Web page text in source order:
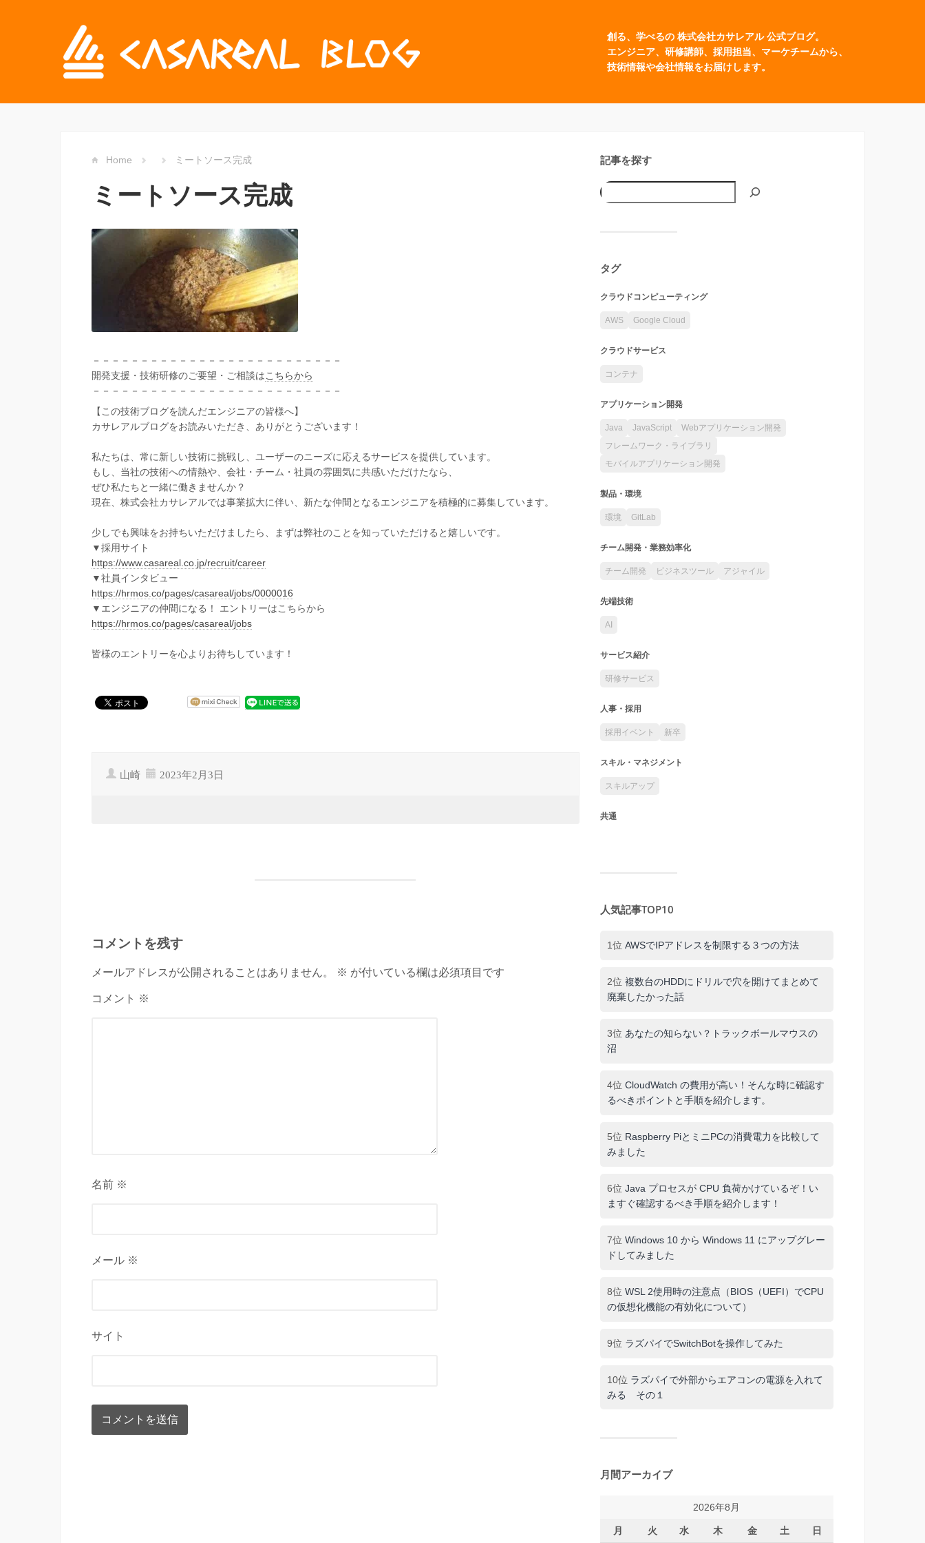
創る、学べるの 株式会社カサレアル 公式ブログ。
エンジニア、研修講師、採用担当、マーケチームから、
技術情報や会社情報をお届けします。
Home ミートソース完成
ミートソース完成
－－－－－－－－－－－－－－－－－－－－－－－－－－
開発支援・技術研修のご要望・ご相談はこちらから
－－－－－－－－－－－－－－－－－－－－－－－－－－
【この技術ブログを読んだエンジニアの皆様へ】
カサレアルブログをお読みいただき、ありがとうございます！
私たちは、常に新しい技術に挑戦し、ユーザーのニーズに応えるサービスを提供しています。
もし、当社の技術への情熱や、会社・チーム・社員の雰囲気に共感いただけたなら、
ぜひ私たちと一緒に働きませんか？
現在、株式会社カサレアルでは事業拡大に伴い、新たな仲間となるエンジニアを積極的に募集しています。
少しでも興味をお持ちいただけましたら、まずは弊社のことを知っていただけると嬉しいです。
▼採用サイト
https://www.casareal.co.jp/recruit/career
▼社員インタビュー
https://hrmos.co/pages/casareal/jobs/0000016
▼エンジニアの仲間になる！ エントリーはこちらから
https://hrmos.co/pages/casareal/jobs
皆様のエントリーを心よりお待ちしています！
山崎 2023年2月3日
コメントを残す
メールアドレスが公開されることはありません。 ※ が付いている欄は必須項目です
コメント ※
名前 ※
メール ※
サイト
記事を探す
タグ
クラウドコンピューティング
AWS Google Cloud
クラウドサービス
コンテナ
アプリケーション開発
Java JavaScript
Webアプリケーション開発
フレームワーク・ライブラリ
モバイルアプリケーション開発
製品・環境
環境 GitLab
チーム開発・業務効率化
チーム開発 ビジネスツール アジャイル
先端技術
AI
サービス紹介
研修サービス
人事・採用
採用イベント 新卒
スキル・マネジメント
スキルアップ
共通
人気記事TOP10
1位 AWSでIPアドレスを制限する３つの方法
2位 複数台のHDDにドリルで穴を開けてまとめて
廃棄したかった話
3位 あなたの知らない？トラックボールマウスの
沼
4位 CloudWatch の費用が高い！そんな時に確認す
るべきポイントと手順を紹介します。
5位 Raspberry PiとミニPCの消費電力を比較して
みました
6位 Java プロセスが CPU 負荷かけているぞ！い
ますぐ確認するべき手順を紹介します！
7位 Windows 10 から Windows 11 にアップグレー
ドしてみました
8位 WSL 2使用時の注意点（BIOS（UEFI）でCPU
の仮想化機能の有効化について）
9位 ラズパイでSwitchBotを操作してみた
10位 ラズパイで外部からエアコンの電源を入れて
みる その１
月間アーカイブ
2026年8月
月 火 水 木 金 土 日